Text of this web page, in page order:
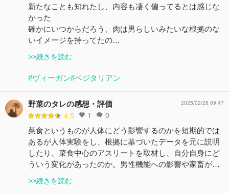
新たなことも知れたし、内容も凄く偏ってるとは感じな
かった
確かにいつからだろう、肉は男らしいみたいな根拠のな
いイメージを持ってたの…
>>続きを読む
#ヴィーガン#ベジタリアン
野菜のタレの感想・評価
4.5 1 0
2025/02/28 09:47
菜食というものが人体にどう影響するのかを短期的では
あるが人体実験をし、根拠に基づいたデータを元に説明
したり、菜食中心のアスリートを取材し、自分自身にど
ういう変化があったのか。男性機能への影響や家畜が…
>>続きを読む